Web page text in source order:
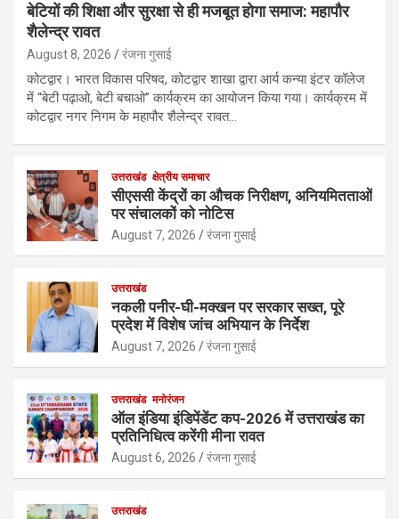
बेटियों की शिक्षा और सुरक्षा से ही मजबूत होगा समाज: महापौर
शैलेन्द्र रावत
August 8, 2026 रंजना गुसाई
कोटद्वार। भारत विकास परिषद, कोटद्वार शाखा द्वारा आर्य कन्या इंटर कॉलेज
में “बेटी पढ़ाओ, बेटी बचाओ” कार्यक्रम का आयोजन किया गया। कार्यक्रम में
कोटद्वार नगर निगम के महापौर शैलेन्द्र रावत…
उत्तराखंड क्षेत्रीय समाचार
सीएससी केंद्रों का औचक निरीक्षण, अनियमितताओं
पर संचालकों को नोटिस
August 7, 2026 रंजना गुसाई
उत्तराखंड
नकली पनीर-घी-मक्खन पर सरकार सख्त, पूरे
प्रदेश में विशेष जांच अभियान के निर्देश
August 7, 2026 रंजना गुसाई
उत्तराखंड मनोरंजन
ऑल इंडिया इंडिपेंडेंट कप-2026 में उत्तराखंड का
प्रतिनिधित्व करेंगी मीना रावत
August 6, 2026 रंजना गुसाई
उत्तराखंड